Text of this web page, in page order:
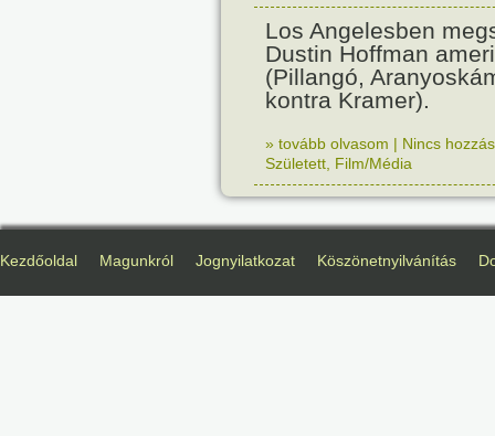
Los Angelesben
Dustin Hoffman
(Pillangó,
kontra Kramer).
» tovább olvasom | Nincs
Született Film/Média
Kezdőoldal Magunkról Jognyilatkozat Köszönetnyilvánítás